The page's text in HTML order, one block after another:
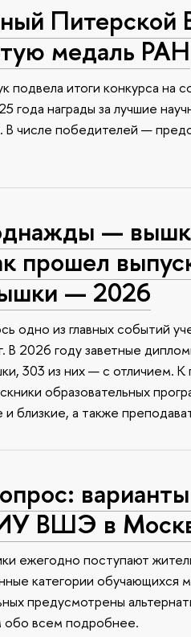
Питерской
медаль РАН
подвела итоги конкурса на
года награды за лучшие
В числе победителей —
—
прошел
— 2026
одно из главных событий
2026 году заветные
303 из них — с отличием. К
образовательных
близкие, а также
ВШЭ в
ежегодно поступают
категории обучающихся
предусмотрены
обо всем подробнее.